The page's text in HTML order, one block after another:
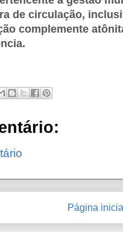
de circulação,
complemente
Página